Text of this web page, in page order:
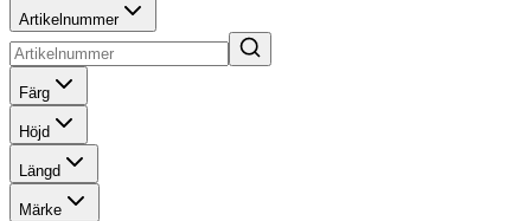
Artikelnummer
Färg
Höjd
Längd
Märke